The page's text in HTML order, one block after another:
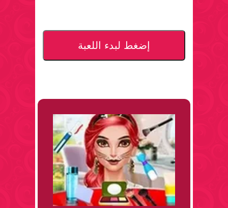
إضغط لبدء اللعبة